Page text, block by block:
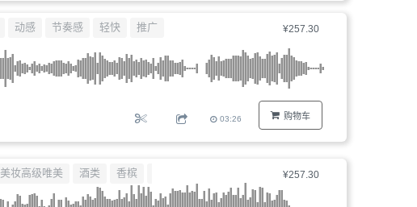
件
编
¥257.30
购物车
动感 节奏感 轻快 推广
03:26
¥257.30
美妆高级唯美 酒类 香槟